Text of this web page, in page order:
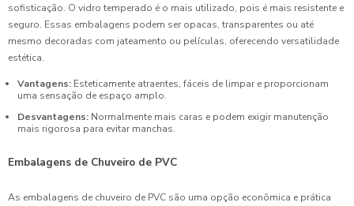
sofisticação. O vidro temperado é o mais utilizado, pois é mais resistente e
seguro. Essas embalagens podem ser opacas, transparentes ou até
mesmo decoradas com jateamento ou películas, oferecendo versatilidade
estética.
Vantagens: Esteticamente atraentes, fáceis de limpar e proporcionam
uma sensação de espaço amplo.
Desvantagens: Normalmente mais caras e podem exigir manutenção
mais rigorosa para evitar manchas.
Embalagens de Chuveiro de PVC
As embalagens de chuveiro de PVC são uma opção econômica e prática